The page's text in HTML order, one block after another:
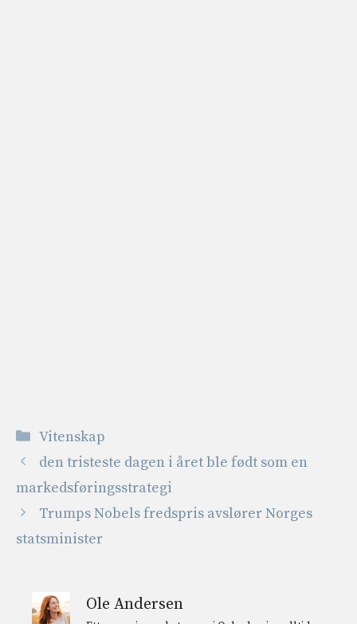
Kategorier
Vitenskap
den tristeste dagen i året ble født som en
markedsføringsstrategi
Trumps Nobels fredspris avslører Norges
statsminister
Ole Andersen